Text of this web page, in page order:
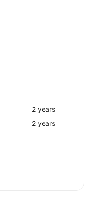
2 years
2 years